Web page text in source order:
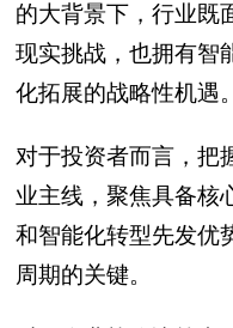
的大背景下，行业既
现实挑战，也拥有智
化拓展的战略性机遇。
对于投资者而言，把
业主线，聚焦具备核
和智能化转型先发优
周期的关键。